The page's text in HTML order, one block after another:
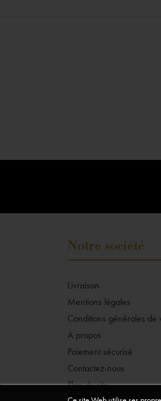
Notre société
Livraison
Mentions légales
Conditions générales de
A propos
Paiement sécurisé
Contactez-nous
Plan du site